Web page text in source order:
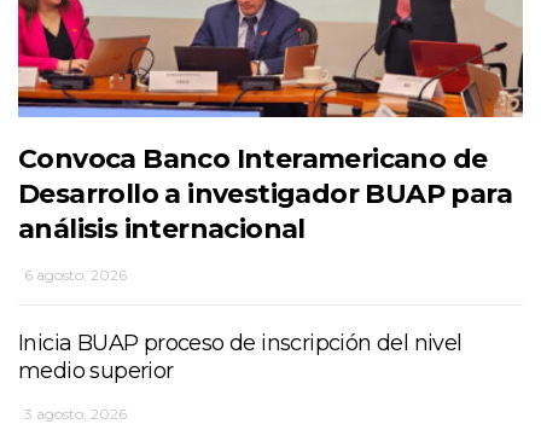
Convoca Banco Interamericano de
Desarrollo a investigador BUAP para
análisis internacional
6 agosto, 2026
Inicia BUAP proceso de inscripción del nivel
medio superior
3 agosto, 2026